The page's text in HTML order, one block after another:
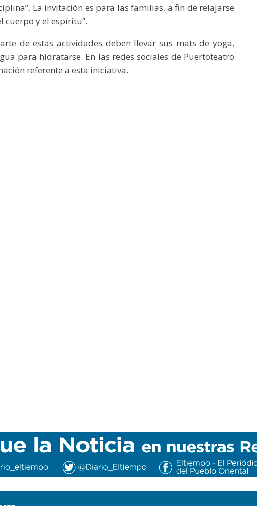
La invitación es para las familias, a fin de relajarse
cuerpo y el espíritu”.
de estas actividades deben llevar sus mats de yoga,
para hidratarse. En las redes sociales de Puertoteatro
referente a esta iniciativa.